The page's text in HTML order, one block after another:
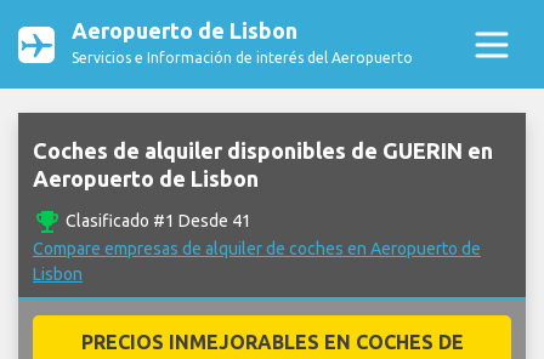
Aeropuerto de Lisbon
Servicios e Información de interés del Aeropuerto
Coches de alquiler disponibles de GUERIN en
Aeropuerto de Lisbon
emoji_events Clasificado #1 Desde 41
Compare empresas de alquiler de coches en Aeropuerto de
Lisbon
PRECIOS INMEJORABLES EN COCHES DE